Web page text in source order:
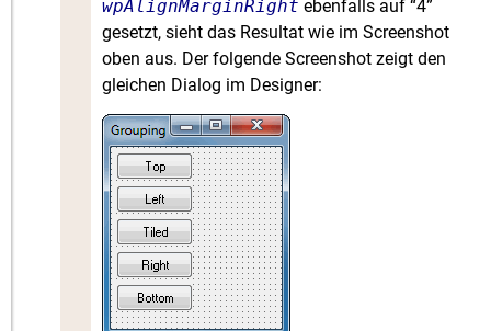
wpAlignMarginRight ebenfalls auf “4”
gesetzt, sieht das Resultat wie im Screenshot
oben aus. Der folgende Screenshot zeigt den
gleichen Dialog im Designer: